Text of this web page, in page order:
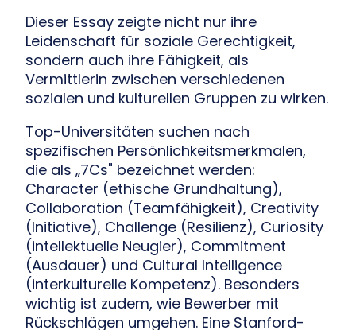
Dieser Essay zeigte nicht nur ihre
Leidenschaft für soziale Gerechtigkeit,
sondern auch ihre Fähigkeit, als
Vermittlerin zwischen verschiedenen
sozialen und kulturellen Gruppen zu wirken.
Top-Universitäten suchen nach
spezifischen Persönlichkeitsmerkmalen,
die als „7Cs" bezeichnet werden:
Character (ethische Grundhaltung),
Collaboration (Teamfähigkeit), Creativity
(Initiative), Challenge (Resilienz), Curiosity
(intellektuelle Neugier), Commitment
(Ausdauer) und Cultural Intelligence
(interkulturelle Kompetenz). Besonders
wichtig ist zudem, wie Bewerber mit
Rückschlägen umgehen. Eine Stanford-